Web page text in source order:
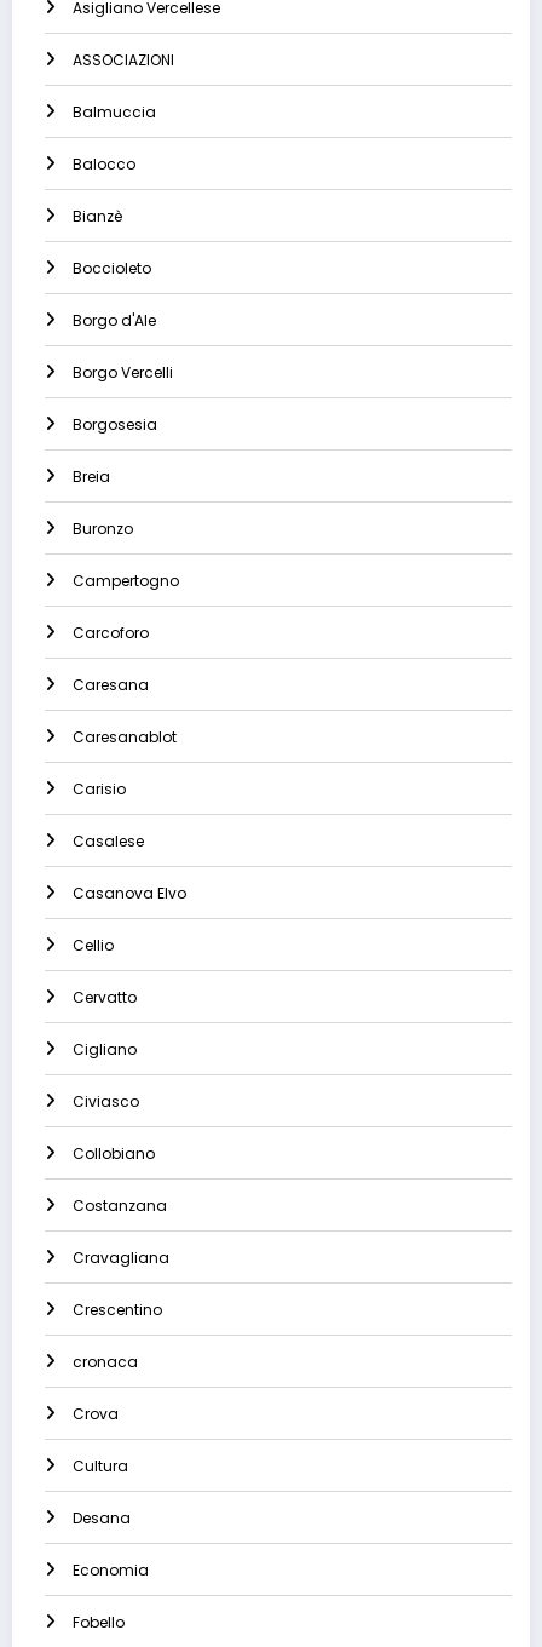
Asigliano Vercellese
ASSOCIAZIONI
Balmuccia
Balocco
Bianzè
Boccioleto
Borgo d'Ale
Borgo Vercelli
Borgosesia
Breia
Buronzo
Campertogno
Carcoforo
Caresana
Caresanablot
Carisio
Casalese
Casanova Elvo
Cellio
Cervatto
Cigliano
Civiasco
Collobiano
Costanzana
Cravagliana
Crescentino
cronaca
Crova
Cultura
Desana
Economia
Fobello